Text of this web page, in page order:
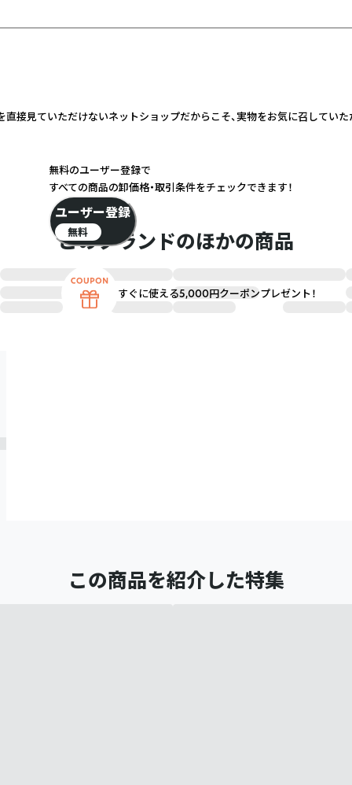
ていただけないネットショップだからこそ、実物をお気に召して
このブランドのほかの商品
この商品を紹介した特集
無料のユーザー登録で
すべての商品の卸価格・取引条件をチェックできます！
ユーザー登録
無料
すぐに使える5,000円クーポンプレゼント！